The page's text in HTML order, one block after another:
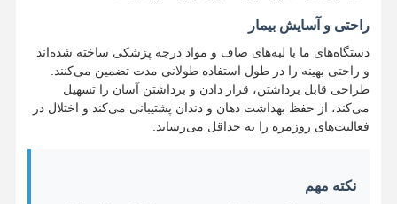
آتل اکلوزال
محافظ دهان
دستگاه ارتودنسی
راه حل های ایمپلنت دندان
راحتی و آسایش بیمار
دستگاه‌های ما با لبه‌های صاف و مواد درجه پزشکی ساخته شده‌اند
و راحتی بهینه را در طول استفاده طولانی مدت تضمین می‌کنند.
طراحی قابل برداشتن، قرار دادن و برداشتن آسان را تسهیل
می‌کند، از حفظ بهداشت دهان و دندان پشتیبانی می‌کند و اختلال در
فعالیت‌های روزمره را به حداقل می‌رساند.
نکته مهم